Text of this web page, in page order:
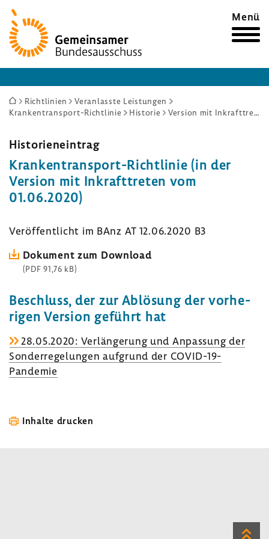
Zur
Startseite
Menü
Sie
sind
Richtlinien
Veranlasste Leistungen
Krankentransport-Richtlinie
Historie Version mit Inkrafttreten vom 01.06.2020
Histo­ri­en­ein­trag
Krankentransport-​Richtlinie (in der
Version mit Inkraft­treten vom
01.06.2020)
Veröf­fent­licht im BAnz AT 12.06.2020 B3
Doku­ment zum Down­load
(PDF 91,76 kB)
Beschluss, der zur Ablö­sung der vorhe­
rigen Version geführt hat
28.05.2020: Verlän­ge­rung und Anpas­sung der
Sonder­re­ge­lungen aufgrund der COVID-​19-
Pandemie
Inhalte drucken
Zum